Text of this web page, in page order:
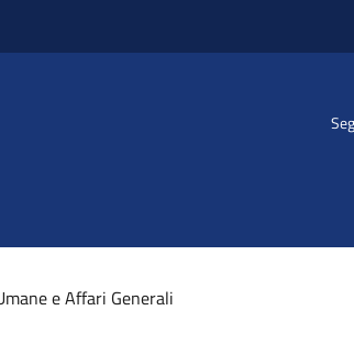
e Affari Generali